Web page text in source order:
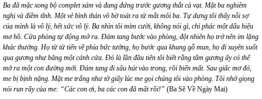
Ba đã mặc xong bộ complet xám và đang đứng trước gương thắt cà vạt. Mặt ba nghiêm
nghị và điềm tĩnh. Một vẻ bình thản vô bờ toát ra từ mắt môi ba. Tự dưng tôi thấy nỗi sợ
của mình là vô lý, hết sức vô lý. Ba nhìn tôi mỉm cười, không nói gì, chỉ phác một dấu hiệu
mơ hồ. Cửa phòng tự động mở ra. Đám tang bước vào phòng, đột nhiên họ trở nên im lặng
khác thường. Họ từ từ tiến về phía bức tường, họ bước qua khung gỗ mun, họ đi xuyên suốt
qua gương như băng một cánh cửa. Đó là lần đầu tiên tôi biết rằng tấm gương ấy có thể
mở ra một con đường mới. Đám tang đi sâu hút vào trong, rồi biến mất. Sau giấc mơ đó,
me bị bịnh nặng. Mặt me trắng như tờ giấy lúc me gọi chúng tôi vào phòng. Tôi nhớ giọng
nói run rẩy của me: “Các con ơi, ba các con đã mất rồi!” (Ba Sẽ Về Ngày Mai)